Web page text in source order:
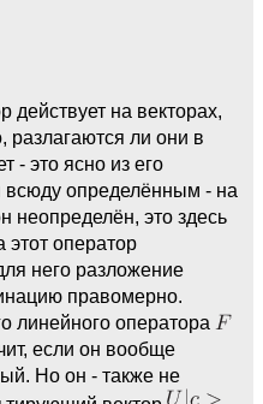
на векторах,
разлагаются ли они в
- это ясно из его
всюду определённым - на
неопределён, это здесь
оператор
него разложение
правомерно.
линейного оператора
если он вообще
Но он - также не